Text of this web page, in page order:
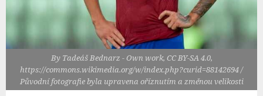
By Tadeáš Bednarz - Own work, CC BY-SA 4.0,
https://commons.wikimedia.org/w/index.php?curid=88142694 /
Původní fotografie byla upravena oříznutím a změnou velikosti